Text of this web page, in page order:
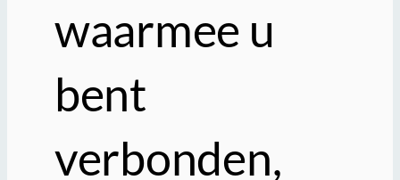
waarmee u
bent
verbonden,